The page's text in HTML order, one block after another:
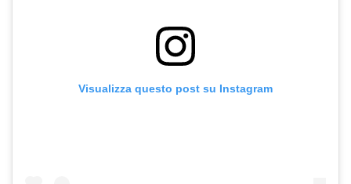
Visualizza questo post su Instagram